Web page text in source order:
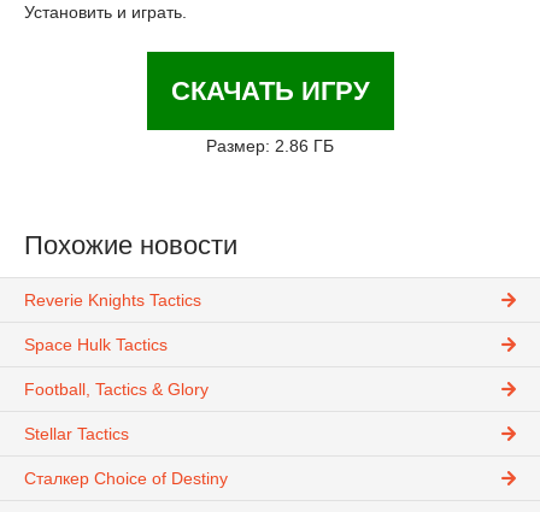
Установить и играть.
СКАЧАТЬ ИГРУ
Размер: 2.86 ГБ
Похожие новости
Reverie Knights Tactics
Space Hulk Tactics
Football, Tactics & Glory
Stellar Tactics
Сталкер Choice of Destiny